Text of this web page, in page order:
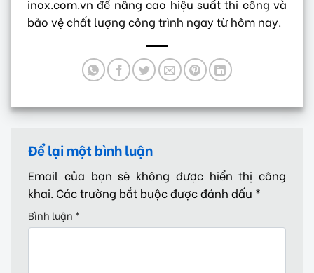
inox.com.vn để nâng cao hiệu suất thi công và
bảo vệ chất lượng công trình ngay từ hôm nay.
Để lại một bình luận
Email của bạn sẽ không được hiển thị công
khai. Các trường bắt buộc được đánh dấu *
Bình luận *